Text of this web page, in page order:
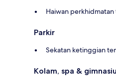
Haiwan
Parkir
Sekatan ketinggian
Kolam, spa &